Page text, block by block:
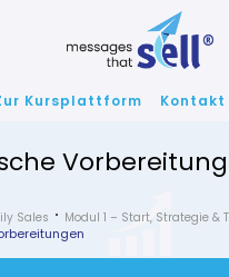
Kursplattform Kontakt
Sales Modul 1 – Start, Strategie &